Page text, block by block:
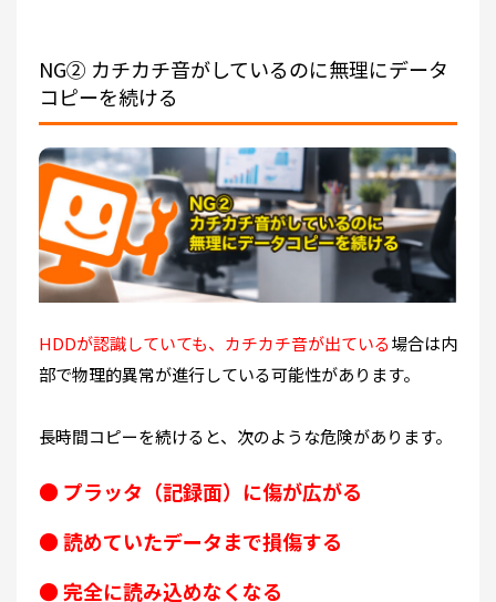
NG② カチカチ音がしているのに無理にデータ
コピーを続ける
HDDが認識していても、カチカチ音が出ている場合は内
部で物理的異常が進行している可能性があります。
長時間コピーを続けると、次のような危険があります。
● プラッタ（記録面）に傷が広がる
● 読めていたデータまで損傷する
● 完全に読み込めなくなる